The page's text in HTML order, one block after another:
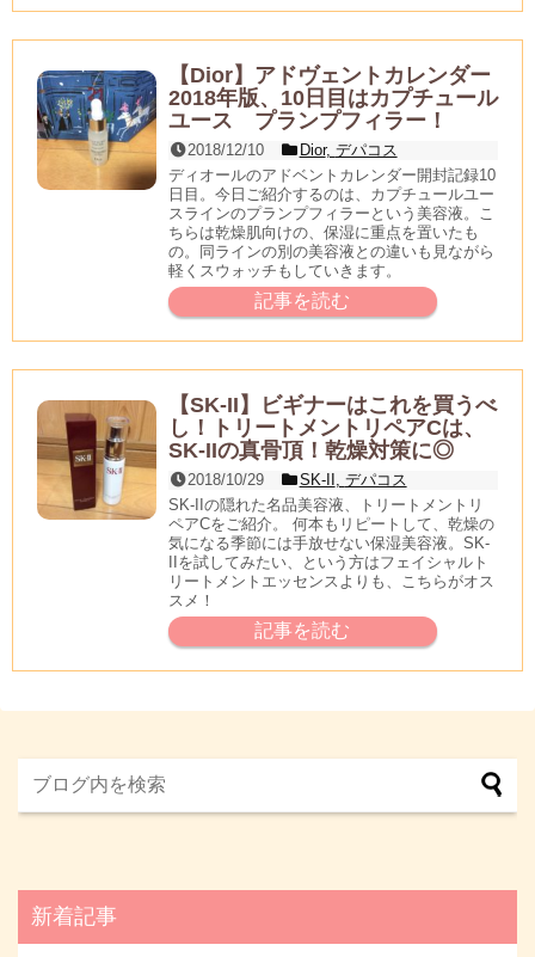
【Dior】アドヴェントカレンダー
2018年版、10日目はカプチュール
ユース プランプフィラー！
2018/12/10 Dior, デパコス
ディオールのアドベントカレンダー開封記録10
日目。今日ご紹介するのは、カプチュールユー
スラインのプランプフィラーという美容液。こ
ちらは乾燥肌向けの、保湿に重点を置いたも
の。同ラインの別の美容液との違いも見ながら
軽くスウォッチもしていきます。
記事を読む
【SK-II】ビギナーはこれを買うべ
し！トリートメントリペアCは、
SK-IIの真骨頂！乾燥対策に◎
2018/10/29 SK-II
デパコス
SK-IIの隠れた名品美容液、トリートメントリ
ペアCをご紹介。 何本もリピートして、乾燥の
気になる季節には手放せない保湿美容液。SK-
IIを試してみたい、という方はフェイシャルト
リートメントエッセンスよりも、こちらがオス
スメ！
記事を読む
新着記事